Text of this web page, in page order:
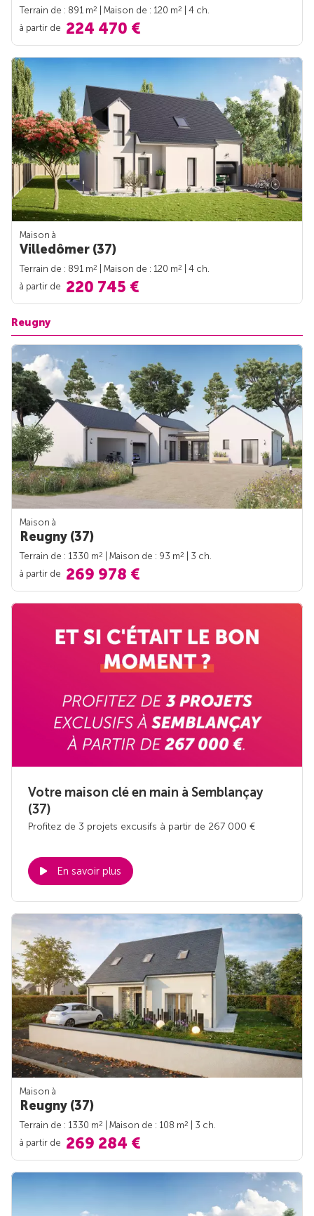
Terrain de : 891 m2 | Maison de : 120 m2
| 4 ch.
à partir de 224 470 €
Maison à
Villedômer (37)
Terrain de : 891 m2 | Maison de : 120 m2
| 4 ch.
à partir de 220 745 €
Reugny
Maison à
Reugny (37)
Terrain de : 1330 m2 | Maison de : 93 m2
| 3 ch.
à partir de 269 978 €
Votre maison clé en main à Semblançay
(37)
Profitez de 3 projets excusifs à partir de 267 000 €
En savoir plus
Maison à
Reugny (37)
Terrain de : 1330 m2 | Maison de : 108 m2
| 3 ch.
à partir de 269 284 €